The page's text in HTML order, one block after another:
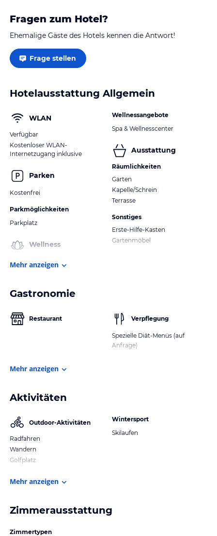
Fragen zum Hotel?
Ehemalige Gäste des Hotels kennen die Antwort!
Frage stellen
Hotelausstattung Allgemein
WLAN
Verfügbar
Kostenloser WLAN-
Internetzugang inklusive
Parken
Kostenfrei
Parkmöglichkeiten
Parkplatz
Wellness
Wellnessangebote
Spa & Wellnesscenter
Ausstattung
Räumlichkeiten
Garten
Kapelle/Schrein
Terrasse
Sonstiges
Erste-Hilfe-Kasten
Gartenmöbel
Mehr anzeigen
Gastronomie
Restaurant Verpflegung
Spezielle Diät-Menüs (auf
Anfrage)
Mehr anzeigen
Aktivitäten
Outdoor-Aktivitäten
Radfahren
Wandern
Golfplatz
Wintersport
Skilaufen
Mehr anzeigen
Zimmerausstattung
Zimmertypen